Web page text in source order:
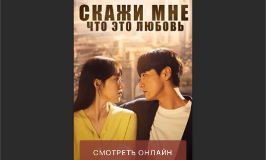
СМОТРЕТЬ ОНЛАЙН